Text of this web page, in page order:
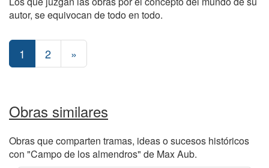
autor, se equivocan de todo en todo.
1 2 »
Obras similares
Obras que comparten tramas, ideas o sucesos históricos
con "Campo de los almendros" de Max Aub.